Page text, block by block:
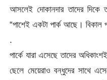
আসলেই দোকানদার তাদের দিকে
“পাশেই একটা পার্ক আছে। বিকাল
.
পার্কে যারা এসেছে তাদের
ছেলে মেয়েরাও বন্ধুদের সাথে